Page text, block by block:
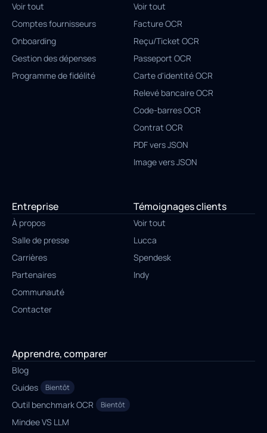
Voir tout
Comptes fournisseurs
Onboarding
Gestion des dépenses
Programme de fidélité
Voir tout
Facture OCR
Reçu/Ticket OCR
Passeport OCR
Carte d'identité OCR
Relevé bancaire OCR
Code-barres OCR
Contrat OCR
PDF vers JSON
Image vers JSON
Entreprise
À propos
Salle de presse
Carrières
Partenaires
Communauté
Contacter
Témoignages clients
Voir tout
Lucca
Spendesk
Indy
Apprendre, comparer
Blog
Guides
Bientôt
Outil benchmark OCR Bientôt
Mindee VS LLM